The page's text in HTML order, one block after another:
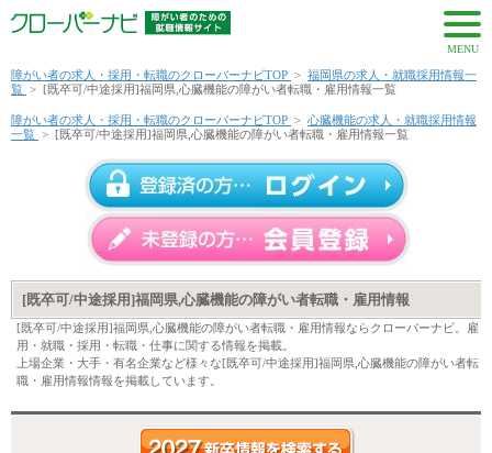
MENU
障がい者の求人・採用・転職のクローバーナビTOP > 福岡県の求人・就職採用情報一
覧 > [既卒可/中途採用]福岡県,心臓機能の障がい者転職・雇用情報一覧
障がい者の求人・採用・転職のクローバーナビTOP > 心臓機能の求人・就職採用情報
一覧 > [既卒可/中途採用]福岡県,心臓機能の障がい者転職・雇用情報一覧
[既卒可/中途採用]福岡県,心臓機能の障がい者転職・雇用情報
[既卒可/中途採用]福岡県,心臓機能の障がい者転職・雇用情報ならクローバーナビ。雇
用・就職・採用・転職・仕事に関する情報を掲載。
上場企業・大手・有名企業など様々な[既卒可/中途採用]福岡県,心臓機能の障がい者転
職・雇用情報情報を掲載しています。